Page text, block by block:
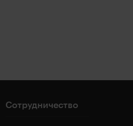
Сотрудничество